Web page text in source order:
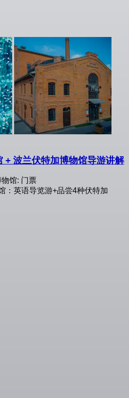
+ 波兰伏特加博物馆导游讲解
馆: 门票
：英语导览游+品尝4种伏特加